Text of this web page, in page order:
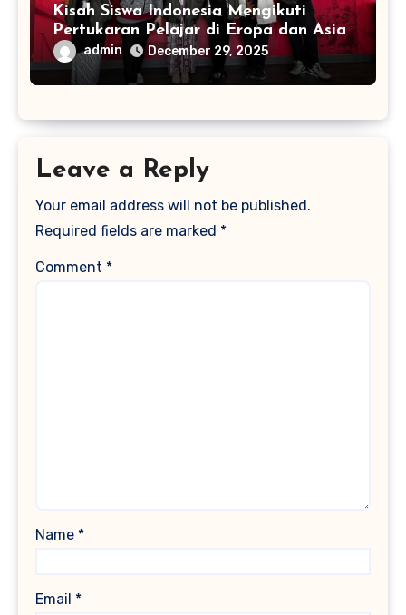
Kisah Siswa Indonesia Mengikuti
Pertukaran Pelajar di Eropa dan Asia
admin December 29, 2025
Leave a Reply
Your email address will not be published.
Required fields are marked *
Comment *
Name *
Email *